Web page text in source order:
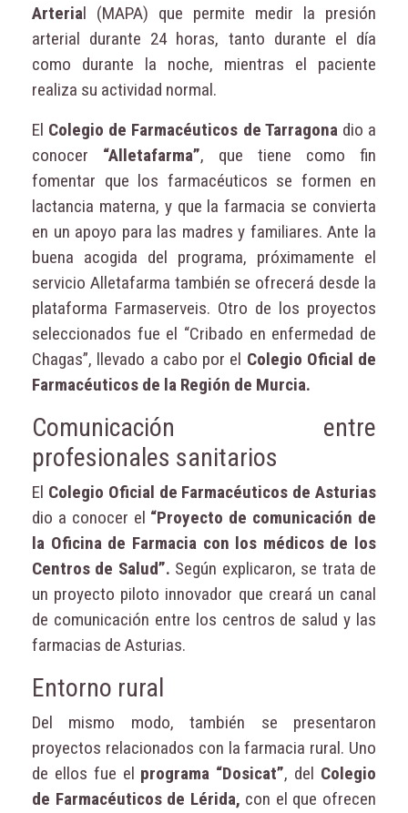
Arterial (MAPA) que permite medir la presión
arterial durante 24 horas, tanto durante el día
como durante la noche, mientras el paciente
realiza su actividad normal.
El Colegio de Farmacéuticos de Tarragonadio a
conocer “Alletafarma”, que tiene como fin
fomentar que los farmacéuticos se formen en
lactancia materna, y que la farmacia se convierta
en un apoyo para las madres y familiares. Ante la
buena acogida del programa, próximamente el
servicio Alletafarma también se ofrecerá desde la
plataforma Farmaserveis. Otro de los proyectos
seleccionados fue el “Cribado en enfermedad de
Chagas”, llevado a cabo por el Colegio Oficial de
Farmacéuticos de la Región de Murcia.
Comunicación entre
profesionales sanitarios
El Colegio Oficial de Farmacéuticos de Asturias
dio a conocer el “Proyecto de comunicación de
la Oficina de Farmacia con los médicos de los
Centros de Salud”. Según explicaron, se trata de
un proyecto piloto innovador que creará un canal
de comunicación entre los centros de salud y las
farmacias de Asturias.
Entorno rural
Del mismo modo, también se presentaron
proyectos relacionados con la farmacia rural. Uno
de ellos fue el programa “Dosicat”, del Colegio
de Farmacéuticos de Lérida, con el que ofrecen